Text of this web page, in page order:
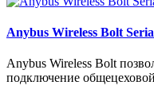
Anybus Wireless Bolt
Anybus Wireless Bolt
подключение